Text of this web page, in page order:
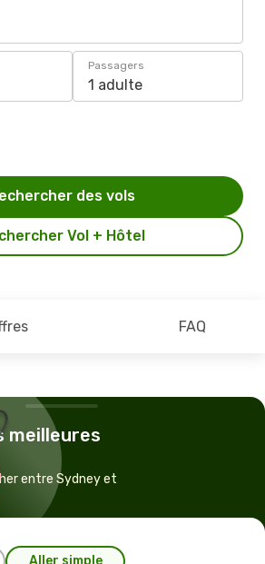
Passagers
1 adulte
Vol + Hôtel
des vols
FAQ
meilleures
entre Sydney et
Aller simple